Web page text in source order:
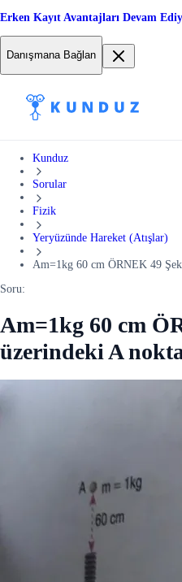
Erken Kayıt Avantajları Devam
Danışmana Bağlan
Kunduz
Sorular
Fizik
Yeryüzünde Hareket (Atışlar)
Am=1kg 60 cm ÖRNEK 49
Soru:
Am=1kg 60 cm
üzerindeki A